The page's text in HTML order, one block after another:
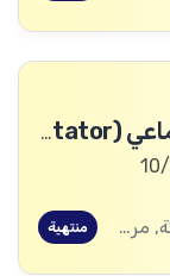
ميسر/ة دعم نفسي اجتماعي (PSS Facilitator)
العريشة، الحسكة, مركدة، الحسكة منتهية